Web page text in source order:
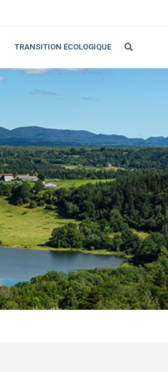
TRANSITION ÉCOLOGIQUE